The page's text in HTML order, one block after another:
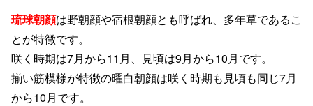
琉球朝顔は野朝顔や宿根朝顔とも呼ばれ、 多年草であるこ
とが特徴です。
咲く時期は7月から11 月、 見頃は9月から10月です。
揃い筋模様が特徴の曜白朝顔は咲く時期も 見頃も同じ7月
から10月です。